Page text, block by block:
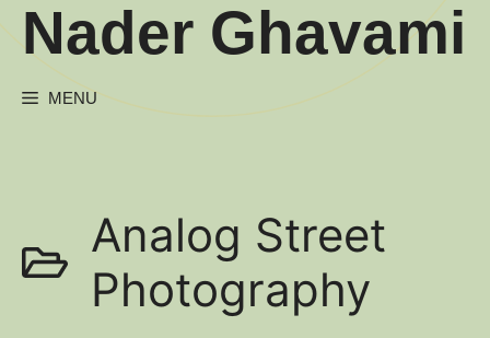
AllerNader Ghavami
MENU
Analog Street
Photography